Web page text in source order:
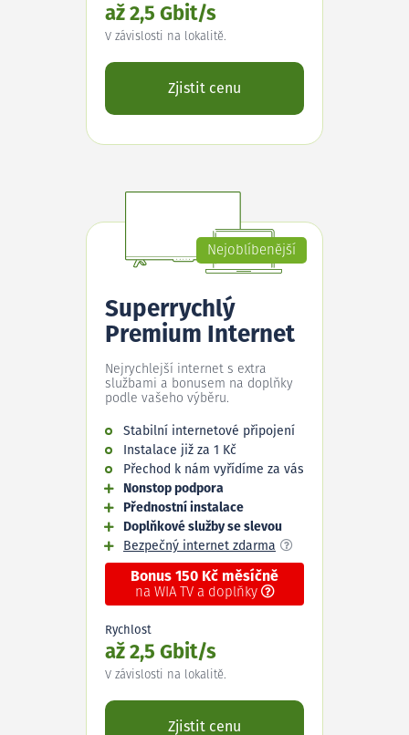
až 2,5 Gbit/s
V závislosti na lokalitě.
Zjistit cenu
Nejoblíbenější
Superrychlý
Premium Internet
Nejrychlejší internet s extra
službami a bonusem na doplňky
podle vašeho výběru.
Stabilní internetové připojení
Instalace již za 1 Kč
Přechod k nám vyřídíme za vás
Nonstop podpora
Přednostní instalace
Doplňkové služby se slevou
Bezpečný internet zdarma
Bonus 150 Kč měsíčně
na WIA TV a doplňky
Rychlost
až 2,5 Gbit/s
V závislosti na lokalitě.
Zjistit cenu